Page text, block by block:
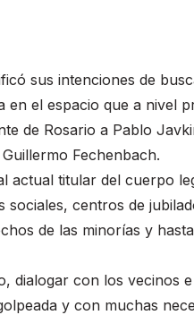
sus intenciones de
en el espacio que a nivel
de Rosario a Pablo
Fechenbach.
actual titular del cuerpo
sociales, centros de
de las minorías y
dialogar con los vecinos
y con muchas